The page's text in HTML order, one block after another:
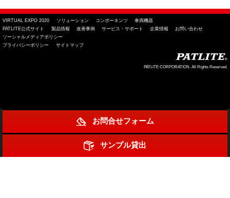
お問合せフォーム
サンプル貸出
VIRTUAL EXPO 2020 ソリューション コンポーネンツ
車両機器
PATLITE公式サイト
製品情報 改善事例 サービス・サポート 企業情報
お問い合わせ
ソーシャルメディアポリシー
プライバシーポリシー
サイトマップ
PATLITE CORPORATION. All Rights Reserved.